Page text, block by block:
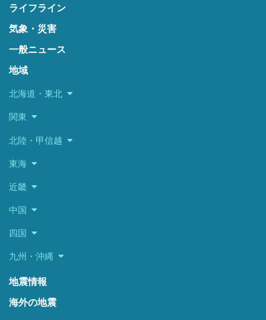
ライフライン
気象・災害
一般ニュース
地域
北海道・東北
関東
北陸・甲信越
東海
近畿
中国
四国
九州・沖縄
地震情報
海外の地震